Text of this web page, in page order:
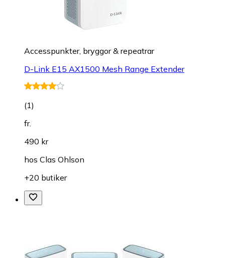
Accesspunkter, bryggor & repeatrar
D-Link E15 AX1500 Mesh Range Extender
(1)
fr.
490 kr
hos Clas Ohlson
+20 butiker